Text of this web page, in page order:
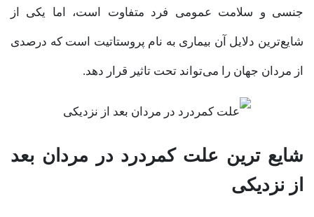
جنسی و سلامت عمومی فرد متفاوت است، اما یکی از
شایع‌ترین دلایل آن بیماری به نام پروستاتیت است که درصدی
از مردان جهان را می‌تواند تحت تاثیر قرار دهد.
شایع ترین علت کمردرد در مردان بعد
از نزدیکی